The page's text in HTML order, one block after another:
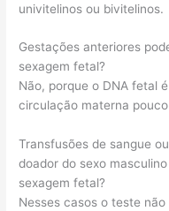
univitelinos ou bivitelinos.
Gestações anteriores
sexagem fetal?
Não, porque o DNA fetal
circulação materna
Transfusões de sangue
doador do sexo
sexagem fetal?
Nesses casos o teste